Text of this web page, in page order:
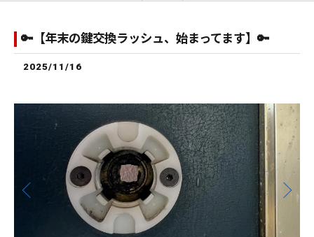
🔑【年末の鍵交換ラッシュ、始まってます】🔑
2025/11/16